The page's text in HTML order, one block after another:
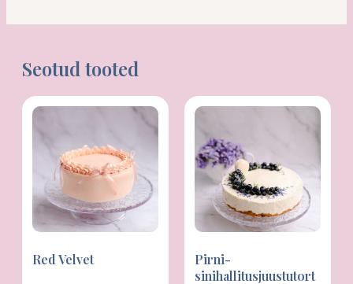
Seotud tooted
Red Velvet
Pirni-
sinihallitusjuustutort